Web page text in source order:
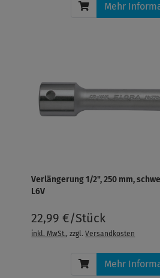
Mehr
Verlängerung 1/2", 250 mm,
L6V
22,99 €/Stück
inkl. MwSt., zzgl.Versandkosten
Mehr